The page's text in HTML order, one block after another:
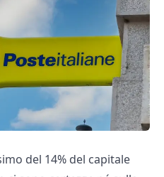
del 14% del capitale